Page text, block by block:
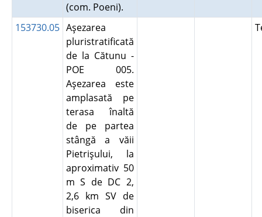
(com. Poeni).
153730.05 Aşezarea
pluristratificată
de la Cătunu -
POE 005.
Aşezarea este
amplasată pe
terasa înaltă
de pe partea
stângă a văii
Pietrişului, la
aproximativ 50
m S de DC 2,
2,6 km SV de
biserica din